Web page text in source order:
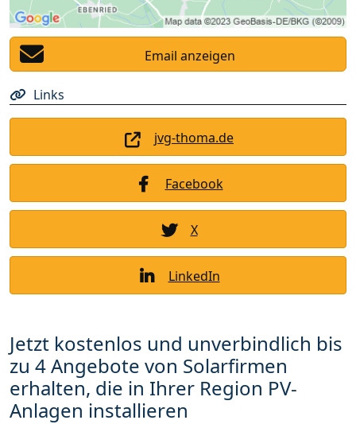
Email anzeigen
Links
jvg-thoma.de
Facebook
X
LinkedIn
Jetzt kostenlos und unverbindlich bis
zu 4 Angebote von Solarfirmen
erhalten, die in Ihrer Region PV-
Anlagen installieren